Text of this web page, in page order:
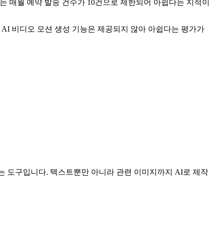
매월 예약 발송 건수가 10건으로 제한되어 아쉽다는 지적이
비디오 모션 생성 기능은 제공되지 않아 아쉽다는 평가가
도구입니다. 텍스트뿐만 아니라 관련 이미지까지 AI로 제작